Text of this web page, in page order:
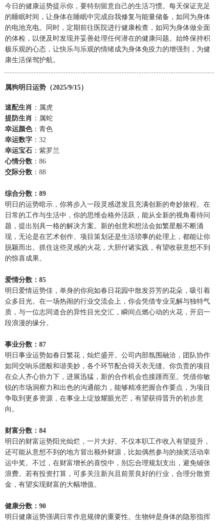
今日的健康运势提示你，要特别留意自己的生活习惯。每天保证充足
的睡眠时间，让身体在睡眠中完成自我修复与能量储备，如同为身体
的电池充电。同时，定期前往医院进行健康检查，如同为身体做全面
的体检，以便及时发现并妥善处理任何潜在的健康问题。始终保持积
极乐观的心态，让快乐与乐观的情绪成为身体免疫力的增强剂，为健
康生活保驾护航。
属狗明日运势（2025/9/15）
速配生肖 ：属虎
提防生肖 ：属蛇
幸运颜色：青色
幸运数字 ：32
幸运宝石 ：紫罗兰
心情分数 ：86
交际分数 ：88
综合分数：89
明日的运势暗示，你将步入一段灵感迸发且充满创新的奇妙旅程。在
日常的工作与生活中，你的思维会格外活跃，能从全新的视角看待问
题，提出别具一格的解决方案。新的创意和想法会如繁星般不断涌
现，无论是在艺术创作、项目策划还是生活琐事的处理上，都能让你
脱颖而出。抓住这些灵感的火花，大胆付诸实践，有望收获意想不到
的惊喜成果。
爱情分数：85
明日爱情运势佳，单身的你宛如春日花园中散发芬芳的花朵，吸引着
众多目光。在一场热闹的行业交流会上，你会凭借专业见解与独特气
质，与一位志同道合的异性目光交汇，瞬间点燃心动的火花，开启一
段浪漫的缘分。
事业分数：87
明日事业运势如春日繁花，灿烂盛开。公司内部氛围融洽，团队协作
如同交响乐团般和谐美妙，各个环节配合得天衣无缝。你负责的项目
在众人齐心协力下，进展迅猛，新的合作机会也接踵而至。凭借你敏
锐的市场洞察力和出色的沟通能力，能够精准把握合作要点，为项目
争取到更多资源，在事业上绽放耀眼光芒，有望获得晋升的初步意
向。
财富分数：84
明日的财富运势阳光灿烂，一片大好。不仅本职工作收入有望提升，
还可能从意想不到的地方冒出额外财源，比如偶然参与的抽奖活动幸
运中奖。不过，在财富增长的喜悦中，别忘合理规划支出，避免铺张
浪费。若有投资打算，可多关注新兴且前景良好的行业，合理分散资
金，有望实现财富的大幅增值。
健康分数：90
明日健康运势强调日常作息规律的重要性。生物钟是身体的隐形指挥